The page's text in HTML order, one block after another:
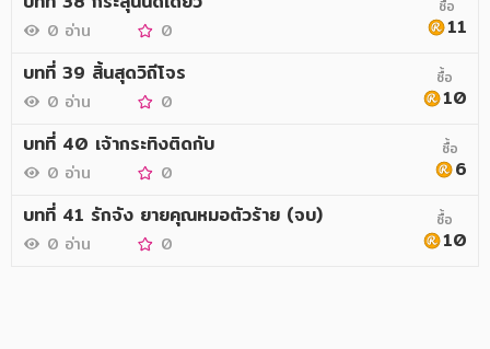
0 อ่าน 0
ซื้อ
11
บทที่ 39 สิ้นสุดวิถีโจร
0 อ่าน 0
ซื้อ
10
บทที่ 40 เจ้ากระทิงติดกับ
0 อ่าน 0
ซื้อ
6
บทที่ 41 รักจัง ยายคุณหมอตัวร้าย (จบ)
0 อ่าน 0
ซื้อ
10